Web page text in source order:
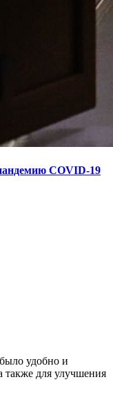
COVID-19
удобно и
также для улучшения